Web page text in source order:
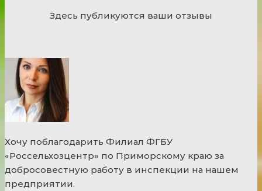
Здесь публикуются ваши отзывы
Хочу поблагодарить Филиал ФГБУ
«Россельхозцентр» по Приморскому краю за
добросовестную работу в инспекции на нашем
предприятии.